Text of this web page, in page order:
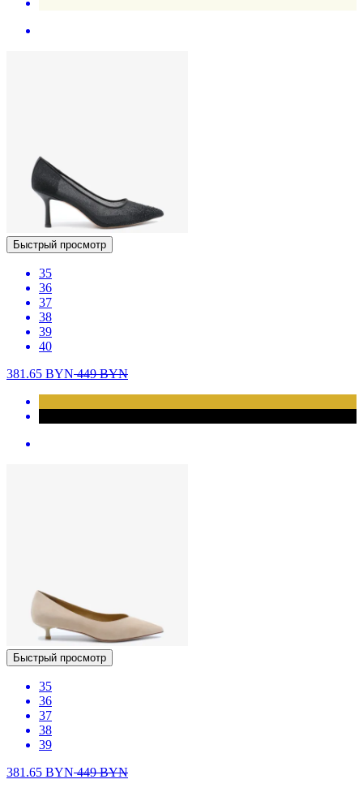
Быстрый просмотр
35
36
37
38
39
40
381.65 BYN449BYN
Быстрый просмотр
35
36
37
38
39
381.65 BYN449BYN